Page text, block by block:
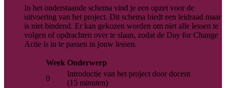
In het onderstaande schema vind je een opzet voor de
uitvoering van het project. Dit schema biedt een leidraad maar
is niet bindend. Er kan gekozen worden om niet alle lessen te
volgen of opdrachten over te slaan, zodat de Day for Change
Actie is in te passen in jouw lessen.
Week Onderwerp
0
Introductie van het project door docent
(15 minuten)